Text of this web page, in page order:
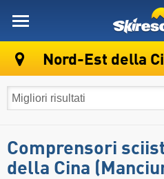
Nord-Est della
Comprensori
della Cina